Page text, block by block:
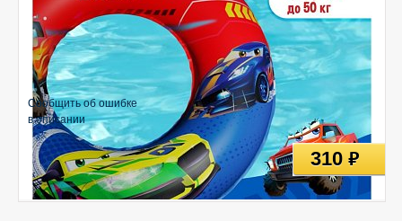
Сообщить об ошибке
в описании
310руб